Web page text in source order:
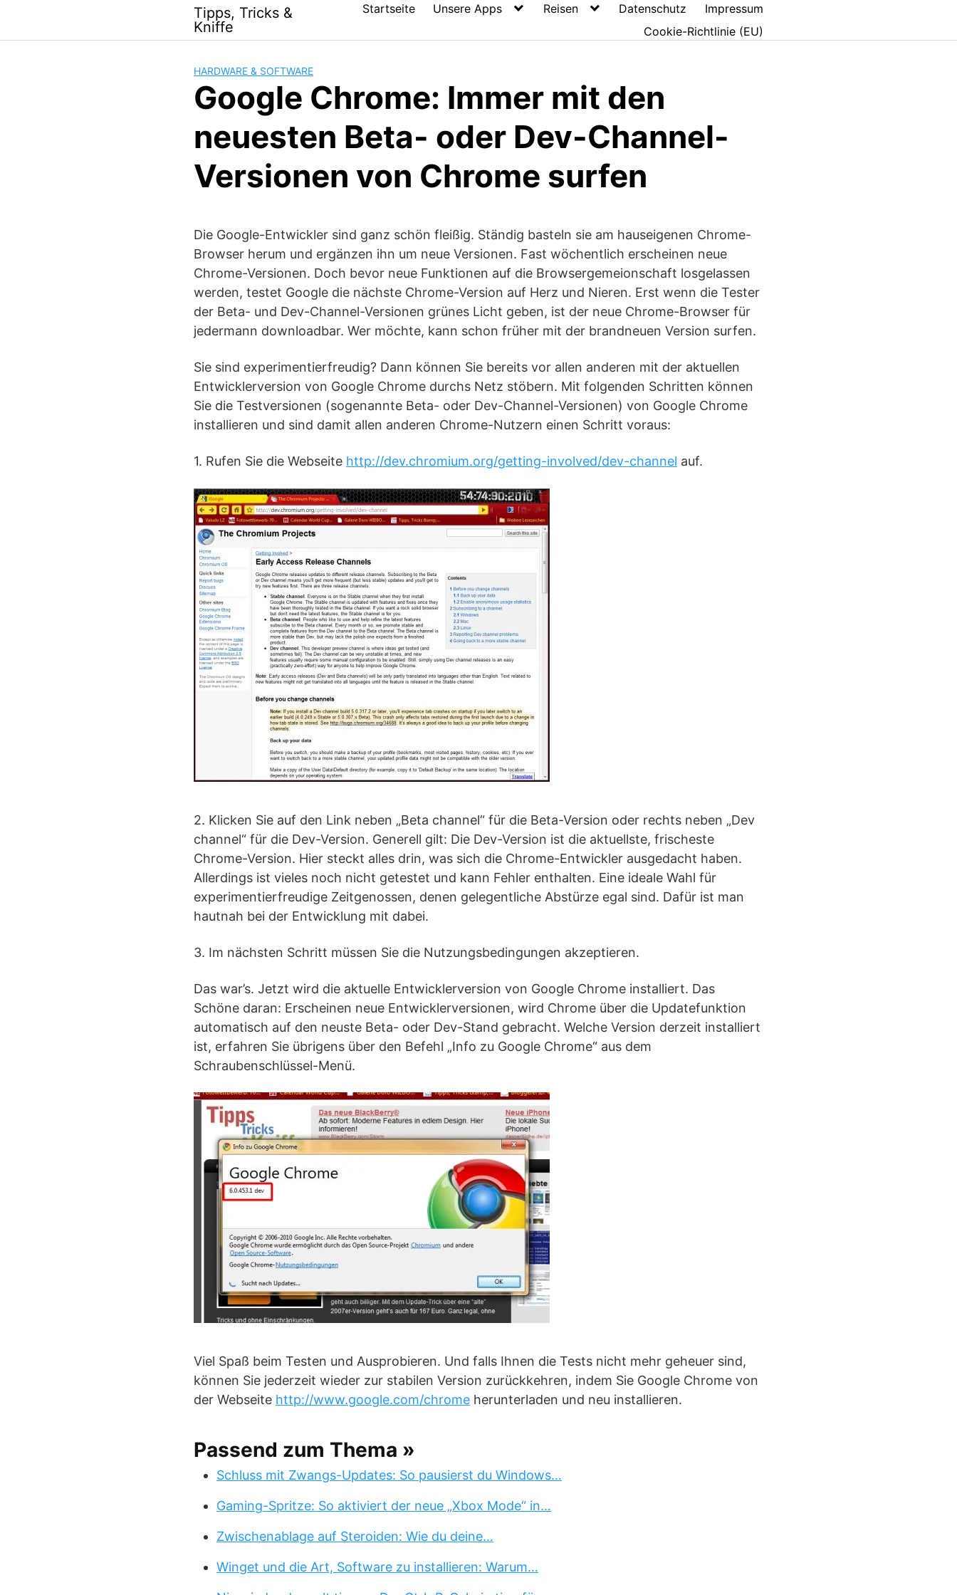
content
Tipps, Tricks &
Kniffe
Startseite Unsere Apps Reisen Datenschutz
Impressum
Cookie-Richtlinie (EU)
HARDWARE & SOFTWARE
Google Chrome: Immer mit den
neuesten Beta- oder Dev-Channel-
Versionen von Chrome surfen
Die Google-Entwickler sind ganz schön fleißig. Ständig basteln sie am hauseigenen Chrome-
Browser herum und ergänzen ihn um neue Versionen. Fast wöchentlich erscheinen neue
Chrome-Versionen. Doch bevor neue Funktionen auf die Browsergemeionschaft losgelassen
werden, testet Google die nächste Chrome-Version auf Herz und Nieren. Erst wenn die Tester
der Beta- und Dev-Channel-Versionen grünes Licht geben, ist der neue Chrome-Browser für
jedermann downloadbar. Wer möchte, kann schon früher mit der brandneuen Version surfen.
Sie sind experimentierfreudig? Dann können Sie bereits vor allen anderen mit der aktuellen
Entwicklerversion von Google Chrome durchs Netz stöbern. Mit folgenden Schritten können
Sie die Testversionen (sogenannte Beta- oder Dev-Channel-Versionen) von Google Chrome
installieren und sind damit allen anderen Chrome-Nutzern einen Schritt voraus:
1. Rufen Sie die Webseite http://dev.chromium.org/getting-involved/dev-channel auf.
2. Klicken Sie auf den Link neben „Beta channel“ für die Beta-Version oder rechts neben „Dev
channel“ für die Dev-Version. Generell gilt: Die Dev-Version ist die aktuellste, frischeste
Chrome-Version. Hier steckt alles drin, was sich die Chrome-Entwickler ausgedacht haben.
Allerdings ist vieles noch nicht getestet und kann Fehler enthalten. Eine ideale Wahl für
experimentierfreudige Zeitgenossen, denen gelegentliche Abstürze egal sind. Dafür ist man
hautnah bei der Entwicklung mit dabei.
3. Im nächsten Schritt müssen Sie die Nutzungsbedingungen akzeptieren.
Das war’s. Jetzt wird die aktuelle Entwicklerversion von Google Chrome installiert. Das
Schöne daran: Erscheinen neue Entwicklerversionen, wird Chrome über die Updatefunktion
automatisch auf den neuste Beta- oder Dev-Stand gebracht. Welche Version derzeit installiert
ist, erfahren Sie übrigens über den Befehl „Info zu Google Chrome“ aus dem
Schraubenschlüssel-Menü.
Viel Spaß beim Testen und Ausprobieren. Und falls Ihnen die Tests nicht mehr geheuer sind,
können Sie jederzeit wieder zur stabilen Version zurückkehren, indem Sie Google Chrome von
der Webseite http://www.google.com/chrome herunterladen und neu installieren.
Passend zum Thema »
Schluss mit Zwangs-Updates: So pausierst du Windows…
Gaming-Spritze: So aktiviert der neue „Xbox Mode“ in…
Zwischenablage auf Steroiden: Wie du deine…
Winget und die Art, Software zu installieren: Warum…